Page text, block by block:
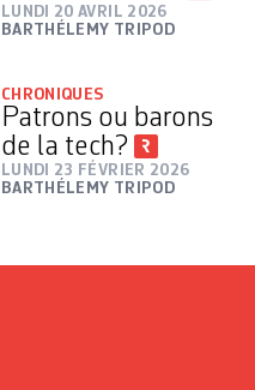
LUNDI 20 AVRIL 2026
BARTHÉLEMY TRIPOD
CHRONIQUES
Patrons ou barons
de la tech?
LUNDI 23 FÉVRIER 2026
BARTHÉLEMY TRIPOD